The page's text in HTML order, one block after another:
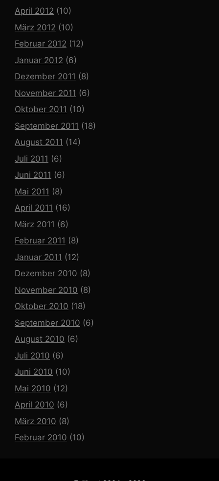
April 2012 (10)
März 2012 (10)
Februar 2012 (12)
Januar 2012 (6)
Dezember 2011 (8)
November 2011 (6)
Oktober 2011 (10)
September 2011 (18)
August 2011 (14)
Juli 2011 (6)
Juni 2011 (6)
Mai 2011 (8)
April 2011 (16)
März 2011 (6)
Februar 2011 (8)
Januar 2011 (12)
Dezember 2010 (8)
November 2010 (8)
Oktober 2010 (18)
September 2010 (6)
August 2010 (6)
Juli 2010 (6)
Juni 2010 (10)
Mai 2010 (12)
April 2010 (6)
März 2010 (8)
Februar 2010 (10)